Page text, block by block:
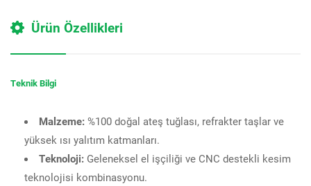
Ürün Özellikleri
Teknik Bilgi
Malzeme: %100 doğal ateş tuğlası, refrakter taşlar ve
yüksek ısı yalıtım katmanları.
Teknoloji: Geleneksel el işçiliği ve CNC destekli kesim
teknolojisi kombinasyonu.